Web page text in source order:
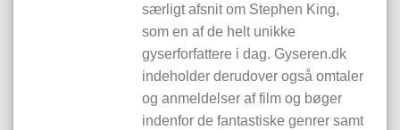
særligt afsnit om Stephen King,
som en af de helt unikke
gyserforfattere i dag. Gyseren.dk
indeholder derudover også omtaler
og anmeldelser af film og bøger
indenfor de fantastiske genrer samt